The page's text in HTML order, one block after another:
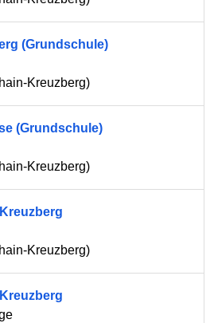
(Grundschule)
Kreuzberg)
(Grundschule)
Kreuzberg)
Kreuzberg)